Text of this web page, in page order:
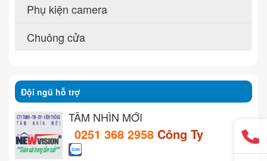
Phụ kiện camera
Chuông cửa
Đội ngũ hỗ trợ
TẦM NHÌN MỚI
0251 368 2958 Công Ty